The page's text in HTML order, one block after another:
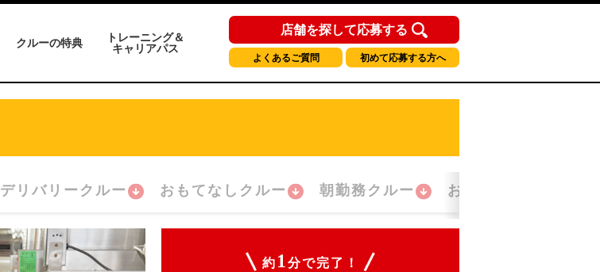
クルーの特典
トレーニング＆
キャリアパス
店舗を探して応募する
よくあるご質問 初めて応募する方へ
デリバリークルー おもてなしクルー 朝勤務クルー おかえり！クルー
約 1 分で完了！